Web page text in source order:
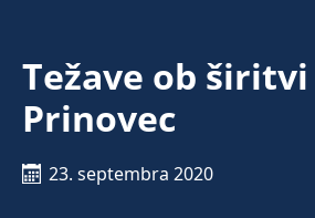
Težave ob
Prinovec
23. septembra 2020